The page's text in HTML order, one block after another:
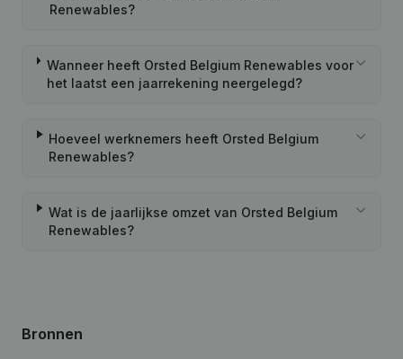
Renewables?
Wanneer heeft Orsted Belgium Renewables voor
het laatst een jaarrekening neergelegd?
Hoeveel werknemers heeft Orsted Belgium
Renewables?
Wat is de jaarlijkse omzet van Orsted Belgium
Renewables?
Bronnen